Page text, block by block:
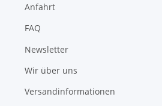
Anfahrt
FAQ
Newsletter
Wir über uns
Versandinformationen